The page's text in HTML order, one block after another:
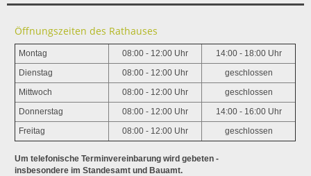
Öffnungszeiten des Rathauses
Montag 08:00 - 12:00 Uhr 14:00 - 18:00 Uhr
Dienstag 08:00 - 12:00 Uhr geschlossen
Mittwoch 08:00 - 12:00 Uhr geschlossen
Donnerstag 08:00 - 12:00 Uhr 14:00 - 16:00 Uhr
Freitag 08:00 - 12:00 Uhr geschlossen
Um telefonische Terminvereinbarung wird gebeten -
insbesondere im Standesamt und Bauamt.